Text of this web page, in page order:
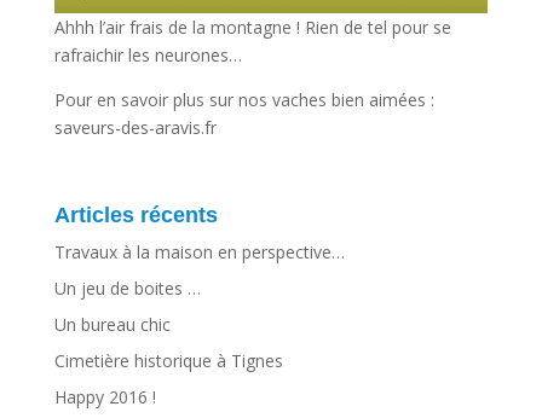
Ahhh l’air frais de la montagne ! Rien de tel pour se
rafraichir les neurones…
Pour en savoir plus sur nos vaches bien aimées :
saveurs-des-aravis.fr
Articles récents
Travaux à la maison en perspective…
Un jeu de boites …
Un bureau chic
Cimetière historique à Tignes
Happy 2016 !